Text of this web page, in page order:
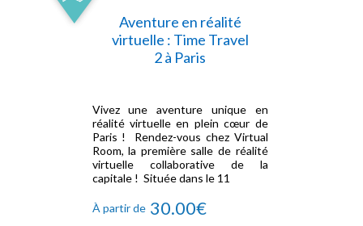
Aventure en réalité
virtuelle : Time Travel
2 à Paris
Vivez une aventure unique en
réalité virtuelle en plein cœur de
Paris ! Rendez-vous chez Virtual
Room, la première salle de réalité
virtuelle collaborative de la
capitale ! Située dans le 11
À partir de 30.00€